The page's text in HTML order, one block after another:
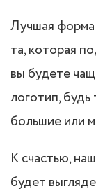
Лучшая форма
та, которая
вы будете
логотип,
большие или
К счастью,
будет